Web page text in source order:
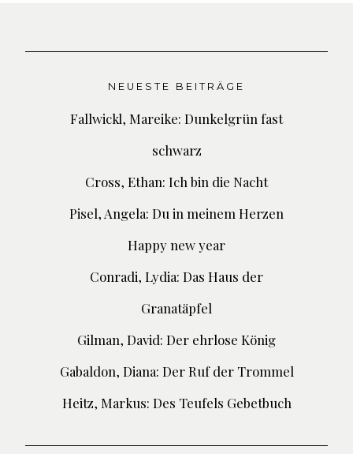
NEUESTE BEITRÄGE
Fallwickl, Mareike: Dunkelgrün fast
schwarz
Cross, Ethan: Ich bin die Nacht
Pisel, Angela: Du in meinem Herzen
Happy new year
Conradi, Lydia: Das Haus der
Granatäpfel
Gilman, David: Der ehrlose König
Gabaldon, Diana: Der Ruf der Trommel
Heitz, Markus: Des Teufels Gebetbuch